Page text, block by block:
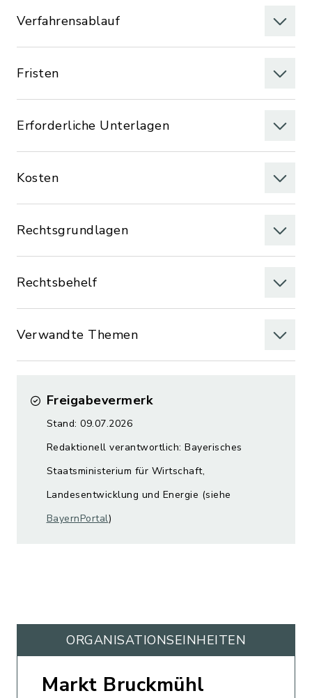
Verfahrensablauf
Fristen
Erforderliche Unterlagen
Kosten
Rechtsgrundlagen
Rechtsbehelf
Verwandte Themen
Freigabevermerk
Stand: 09.07.2026
Redaktionell verantwortlich: Bayerisches
Staatsministerium für Wirtschaft,
Landesentwicklung und Energie (siehe
BayernPortal)
ORGANISATIONS­EINHEITEN
Markt Bruckmühl